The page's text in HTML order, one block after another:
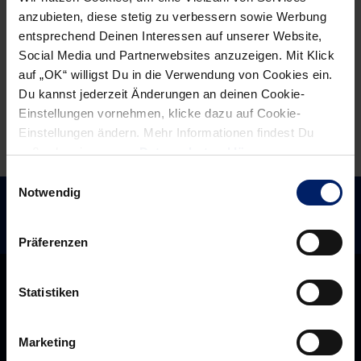
anzubieten, diese stetig zu verbessern sowie Werbung
entsprechend Deinen Interessen auf unserer Website,
Social Media und Partnerwebsites anzuzeigen. Mit Klick
auf „OK“ willigst Du in die Verwendung von Cookies ein.
Du kannst jederzeit Änderungen an deinen Cookie-
Einstellungen vornehmen, klicke dazu auf Cookie-
Einstellungen ändern. Mehr Informationen findest Du
außerdem in unsererDatenschutzerklärung.
Einwilligungsauswahl
Notwendig
Präferenzen
Statistiken
Marketing
im
Dauereinsatz
für
Leutershausen“